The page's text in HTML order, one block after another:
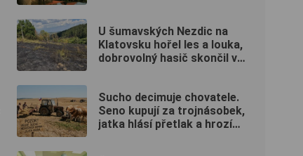
U šumavských Nezdic na
Klatovsku hořel les a louka,
dobrovolný hasič skončil v
Sucho decimuje chovatele.
Seno kupují za trojnásobek,
jatka hlásí přetlak a hrozí